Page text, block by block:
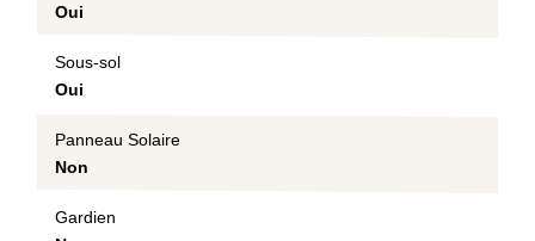
Oui
Sous-sol
Oui
Panneau Solaire
Non
Gardien